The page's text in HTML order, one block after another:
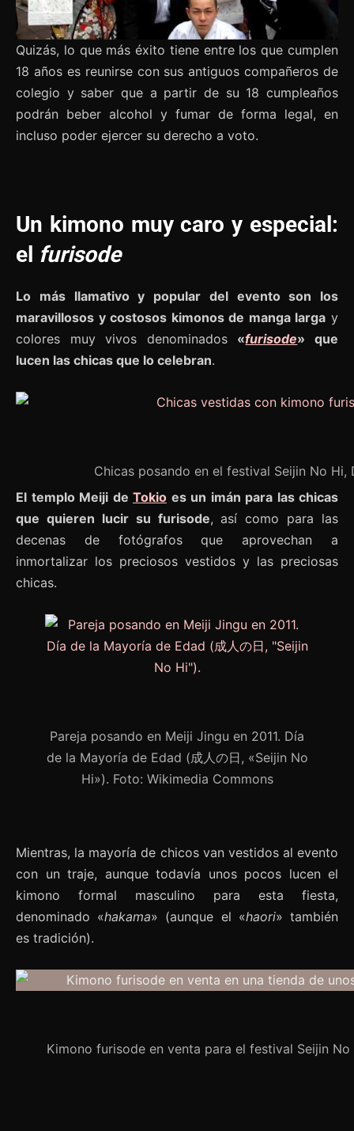
Quizás, lo que más éxito tiene entre los que cumplen
18 años es reunirse con sus antiguos compañeros de
colegio y saber que a partir de su 18 cumpleaños
podrán beber alcohol y fumar de forma legal, en
incluso poder ejercer su derecho a voto.
Un kimono muy caro y especial:
el furisode
Lo más llamativo y popular del evento son los
maravillosos y costosos kimonos de manga larga y
colores muy vivos denominados «furisode» que
lucen las chicas que lo celebran.
Chicas posando en el festival Seijin No
El templo Meiji de Tokio es un imán para las chicas
que quieren lucir su furisode, así como para las
decenas de fotógrafos que aprovechan a
inmortalizar los preciosos vestidos y las preciosas
chicas.
Pareja posando en Meiji Jingu en 2011. Día
de la Mayoría de Edad (成人の日, «Seijin No
Hi»). Foto: Wikimedia Commons
Mientras, la mayoría de chicos van vestidos al evento
con un traje, aunque todavía unos pocos lucen el
kimono formal masculino para esta fiesta,
denominado «hakama» (aunque el «haori» también
es tradición).
Kimono furisode en venta para el festival Seijin